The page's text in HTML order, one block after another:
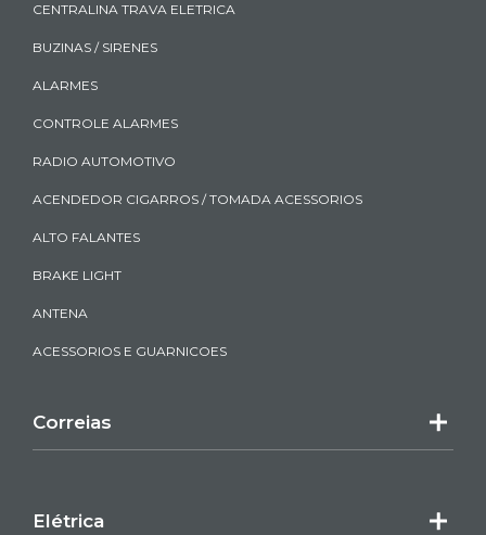
CENTRALINA TRAVA ELETRICA
BUZINAS / SIRENES
ALARMES
CONTROLE ALARMES
RADIO AUTOMOTIVO
ACENDEDOR CIGARROS / TOMADA ACESSORIOS
ALTO FALANTES
BRAKE LIGHT
ANTENA
ACESSORIOS E GUARNICOES
Correias
Elétrica